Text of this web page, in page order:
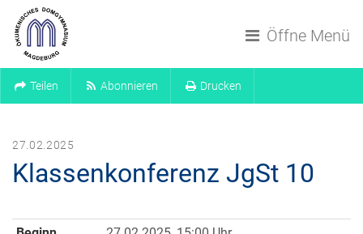
Öffne Menü
Teilen Abonnieren Drucken
27.02.2025
Klassenkonferenz JgSt 10